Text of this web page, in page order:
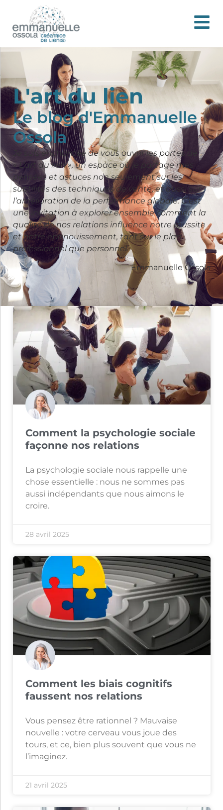
L'art du lien
Le blog d'Emmanuelle
Ossola
Je suis enchantée de vous ouvrir les portes de
« L’art du lien », un espace où je partage mes
pensées et astuces non seulement sur les
subtilités des techniques de vente, et aussi sur
l’amélioration de la performance globale. C’est
une invitation à explorer ensemble comment la
qualité de nos relations influence notre réussite
et notre épanouissement, tant sur le plan
professionnel que personnel.
Emmanuelle Ossola
Comment la psychologie sociale
façonne nos relations
La psychologie sociale nous rappelle une
chose essentielle : nous ne sommes pas
aussi indépendants que nous aimons le
croire.
28 avril 2025
Comment les biais cognitifs
faussent nos relations
Vous pensez être rationnel ? Mauvaise
nouvelle : votre cerveau vous joue des
tours, et ce, bien plus souvent que vous ne
l’imaginez.
21 avril 2025